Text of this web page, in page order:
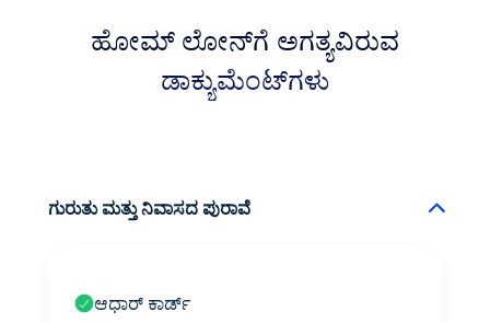
ಹೋಮ್ ಲೋನ್‌ಗೆ ಅಗತ್ಯವಿರುವ
ಡಾಕ್ಯುಮೆಂಟ್‌ಗಳು
ಗುರುತು ಮತ್ತು ನಿವಾಸದ ಪುರಾವೆ
ಆಧಾರ್ ಕಾರ್ಡ್